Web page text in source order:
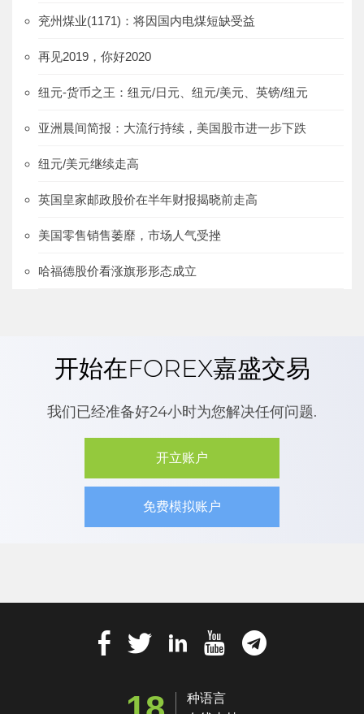
兖州煤业(1171)：将因国内电煤短缺受益
再见2019，你好2020
纽元-货币之王：纽元/日元、纽元/美元、英镑/纽元
亚洲晨间简报：大流行持续，美国股市进一步下跌
纽元/美元继续走高
英国皇家邮政股价在半年财报揭晓前走高
美国零售销售萎靡，市场人气受挫
哈福德股价看涨旗形形态成立
开始在FOREX嘉盛交易
我们已经准备好24小时为您解决任何问题.
开立账户
免费模拟账户
种语言